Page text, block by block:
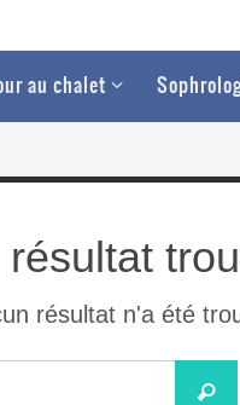
au chalet
résultat n'a été